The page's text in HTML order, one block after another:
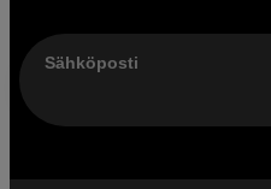
Sähköposti